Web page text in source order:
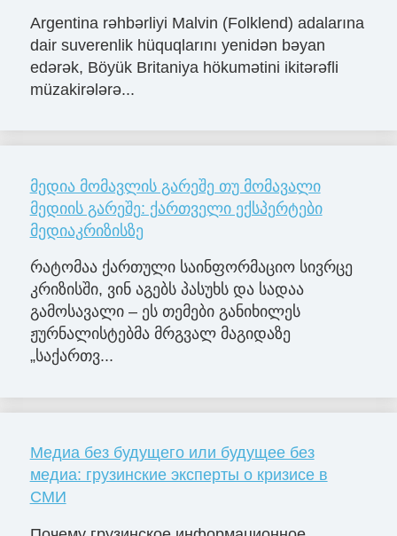
Argentina rəhbərliyi Malvin (Folklend) adalarına
dair suverenlik hüquqlarını yenidən bəyan
edərək, Böyük Britaniya hökumətini ikitərəfli
müzakirələrə...
მედია მომავლის გარეშე თუ მომავალი
მედიის გარეშე: ქართველი ექსპერტები
მედიაკრიზისზე
რატომაა ქართული საინფორმაციო სივრცე
კრიზისში, ვინ აგებს პასუხს და სადაა
გამოსავალი – ეს თემები განიხილეს
ჟურნალისტებმა მრგვალ მაგიდაზე
„საქართვ...
Медиа без будущего или будущее без
медиа: грузинские эксперты о кризисе в
СМИ